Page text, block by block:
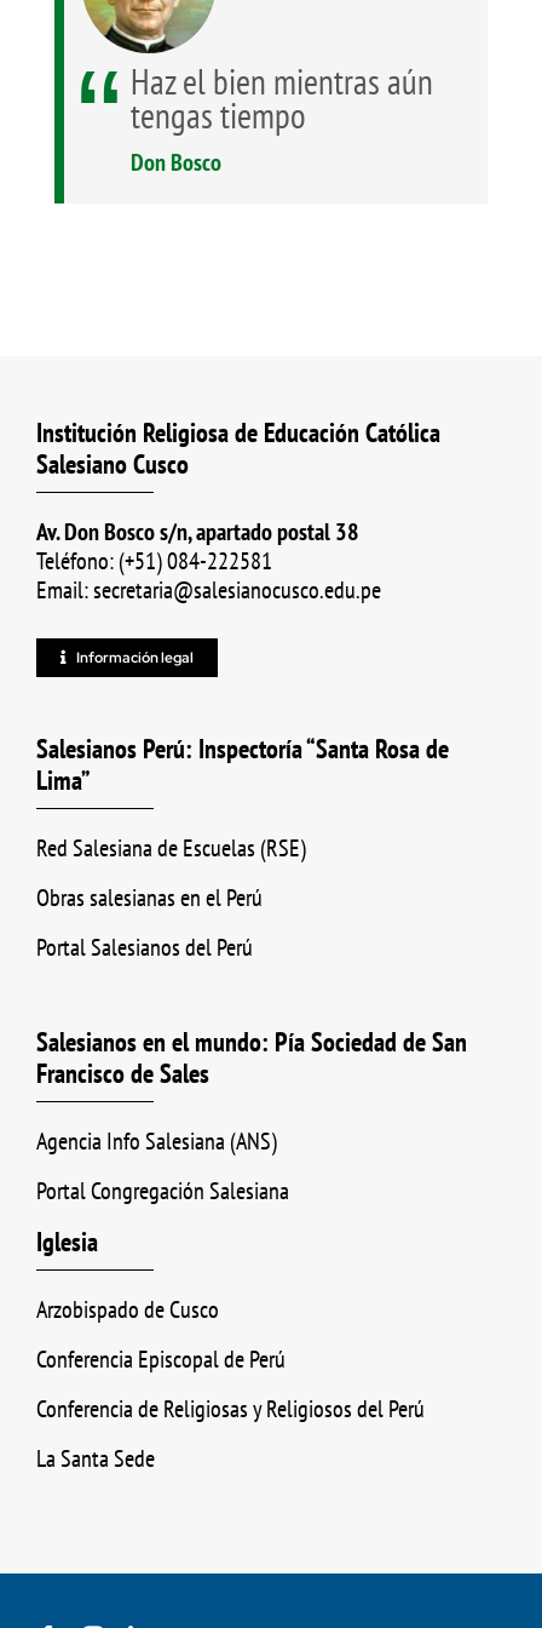
Documentación Institucional
Unidades de servicios y productivas
Haz el bien mientras aún
tengas tiempo
Don Bosco
Institución Religiosa de Educación Católica
Salesiano Cusco
Av. Don Bosco s/n, apartado postal 38
Teléfono: (+51) 084-222581
Email: secretaria@salesianocusco.edu.pe
Información legal
Salesianos Perú: Inspectoría “Santa Rosa de
Lima”
Red Salesiana de Escuelas (RSE)
Obras salesianas en el Perú
Portal Salesianos del Perú
Salesianos en el mundo: Pía Sociedad de San
Francisco de Sales
Agencia Info Salesiana (ANS)
Portal Congregación Salesiana
Iglesia
Arzobispado de Cusco
Conferencia Episcopal de Perú
Conferencia de Religiosas y Religiosos del Perú
La Santa Sede